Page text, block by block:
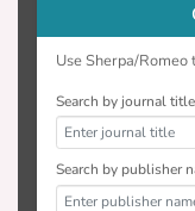
Use Sherpa/
Search by journal
Search by publisher